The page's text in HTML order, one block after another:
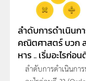
ลำดับการดำเนินก
คณิตศาสตร์ บวก
หาร .. เริ่มอะไรก่อน
ลำดับการดำเนินก